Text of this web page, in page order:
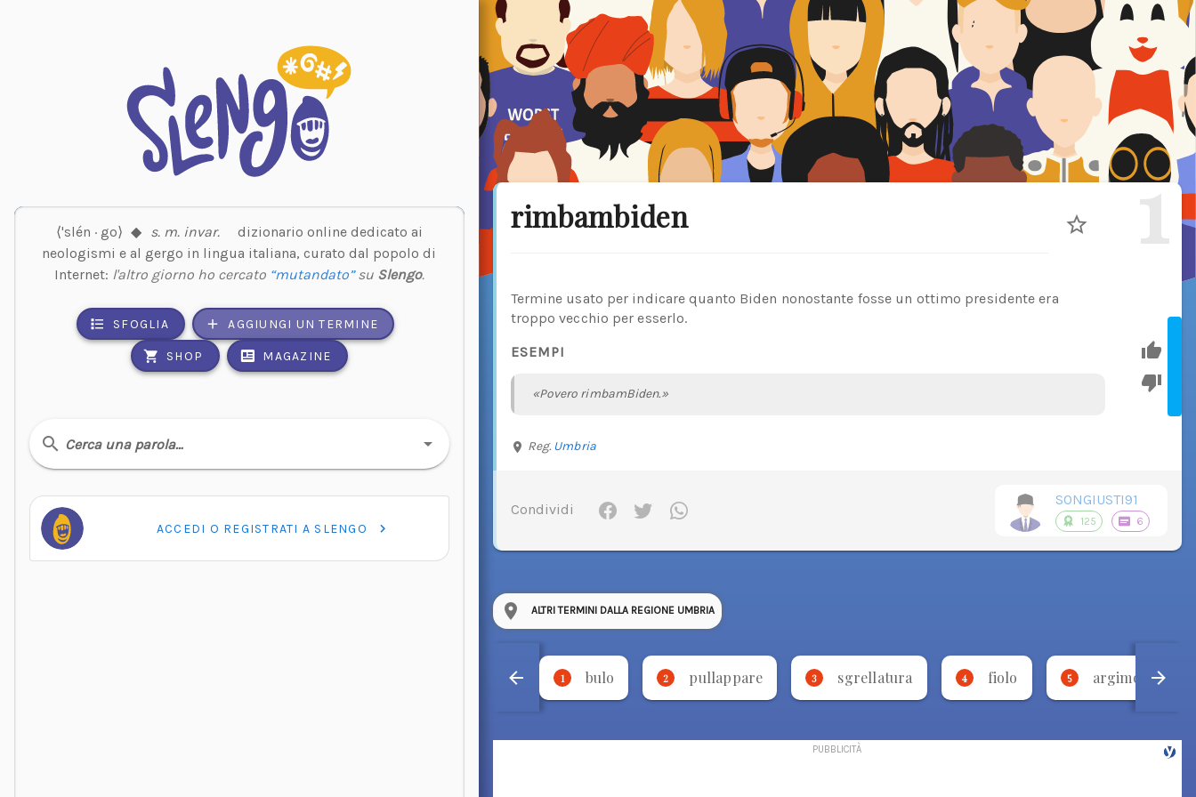
⟨'slén · go⟩ ◆ s. m. invar.
dizionario online dedicato ai
neologismi e al gergo in lingua italiana, curato dal popolo di
Internet: l'altro giorno ho cercato “mutandato”su Slengo.
SFOGLIA AGGIUNGI UN TERMINE
SHOP MAGAZINE
Cerca una parola…
ACCEDI O REGISTRATI A SLENGO
rimbambiden 1
Termine usato per indicare quanto Biden nonostante fosse un ottimo presidente era
troppo vecchio per esserlo.
ESEMPI
«Povero rimbamBiden.»
Reg. Umbria
Condividi
SONGIUSTI91
125 6
ALTRI TERMINI DALLA REGIONE UMBRIA
1 bulo 2 pullappare 3 sgrellatura 4 fiolo 5 argimo